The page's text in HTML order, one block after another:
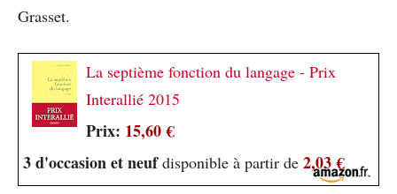
Grasset.
La septième fonction du langage - Prix
Interallié 2015
Prix: 15,60 €
3 d'occasion et neufdisponible à partir de 2,03 €